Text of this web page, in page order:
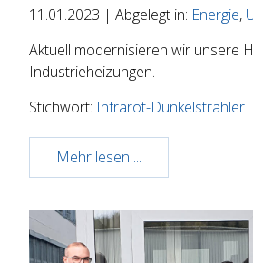
11.01.2023 | Abgelegt in: Energie,
Aktuell modernisieren wir unsere
Industrieheizungen.
Stichwort: Infrarot-Dunkelstrahler
Mehr lesen ...